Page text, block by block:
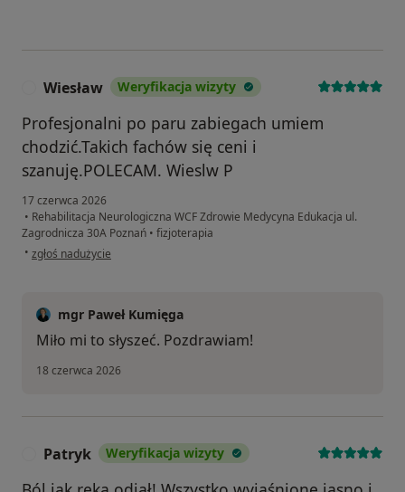
Wiesław Weryfikacja wizyty
Profesjonalni po paru zabiegach umiem
chodzić.Takich fachów się ceni i
szanuję.POLECAM. Wieslw P
17 czerwca 2026
• Rehabilitacja Neurologiczna WCF Zdrowie Medycyna Edukacja ul.
Zagrodnicza 30A Poznań • fizjoterapia
• w opinii użytkownika Wiesław
zgłoś nadużycie
mgr Paweł Kumięga
Miło mi to słyszeć. Pozdrawiam!
18 czerwca 2026
Patryk Weryfikacja wizyty